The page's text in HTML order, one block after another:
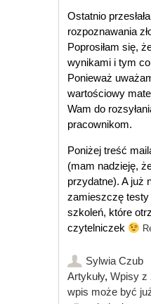
Ostatnio
rozpoznawania
Poprosiłam się,
wynikami i tym
Ponieważ
wartościowy
Wam do
pracownikom.
Poniżej treść
(mam nadzieję,
przydatne). A już
zamieszczę testy
szkoleń, które
czytelniczek
Sylwia Czub
Artykuły,Wpisy z
wpis może być